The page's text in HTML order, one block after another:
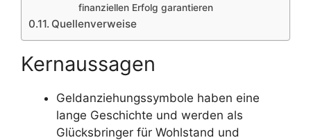
finanziellen Erfolg garantieren
Quellenverweise
Kernaussagen
Geldanziehungssymbole haben eine
lange Geschichte und werden als
Glücksbringer für Wohlstand und